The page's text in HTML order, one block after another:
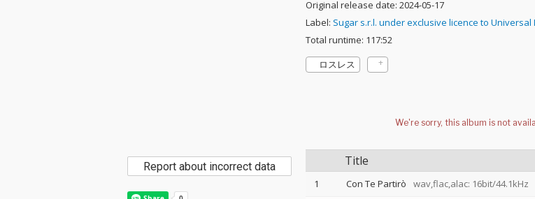
Original release date: 2024-05-17
Label: Sugar s.r.l. under exclusive licence to Universal
Total runtime: 117:52
ロスレス
Title
1 Con Te Partirò wav,flac,alac: 16bit/44.1kHz
Report about incorrect data